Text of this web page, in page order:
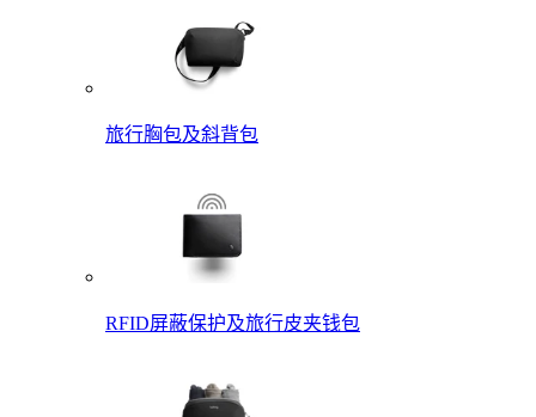
旅行胸包及斜背包
RFID屏蔽保护及旅行皮夹钱包